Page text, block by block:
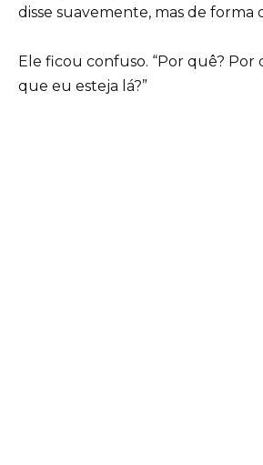
disse suavemente, mas de forma
Ele ficou confuso. “Por quê?
que eu esteja lá?”